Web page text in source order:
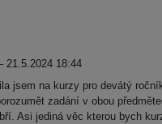
21.5.2024 18:44
jsem na kurzy pro devátý
zadání v obou
Asi jediná věc kterou bych